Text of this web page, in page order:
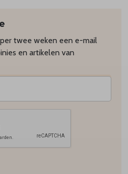
twee weken een e-mail
en artikelen van